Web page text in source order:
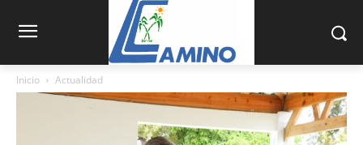
Inicio Actualidad